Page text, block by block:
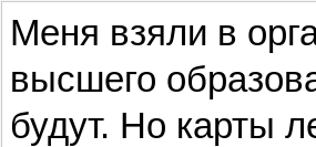
Меня взяли в
высшего
будут. Но карты